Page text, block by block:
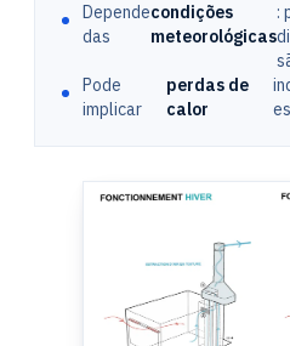
Depende
das
condições
meteorológicas
:
Pode
implicar
perdas de
calor